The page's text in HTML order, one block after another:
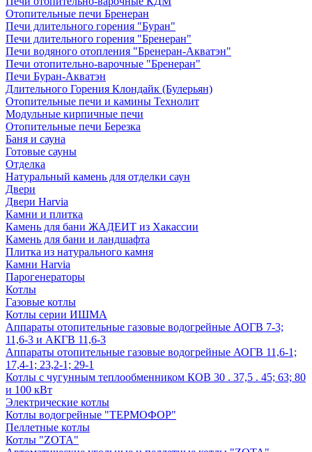
Отопительные печи Бренеран
Печи длительного горения "Буран"
Печи длительного горения "Бренеран"
Печи водяного отопления "Бренеран-Акватэн"
Печи отопительно-варочные "Бренеран"
Печи Буран-Акватэн
Длительного Горения Клондайк (Булерьян)
Отопительные печи и камины Технолит
Модульные кирпичные печи
Отопительные печи Березка
Баня и сауна
Готовые сауны
Отделка
Натуральный камень для отделки саун
Двери
Двери Harvia
Камни и плитка
Камень для бани ЖАДЕИТ из Хакассии
Камень для бани и ландшафта
Плитка из натурального камня
Камни Harvia
Парогенераторы
Котлы
Газовые котлы
Котлы серии ИШМА
Аппараты отопительные газовые водогрейные АОГВ 7-3;
11,6-3 и АКГВ 11,6-3
Аппараты отопительные газовые водогрейные АОГВ 11,6-1;
17,4-1; 23,2-1; 29-1
Котлы с чугунным теплообменником КОВ 30 . 37,5 . 45; 63; 80
и 100 кВт
Электрические котлы
Котлы водогрейные "ТЕРМОФОР"
Пеллетные котлы
Котлы "ZOTA"